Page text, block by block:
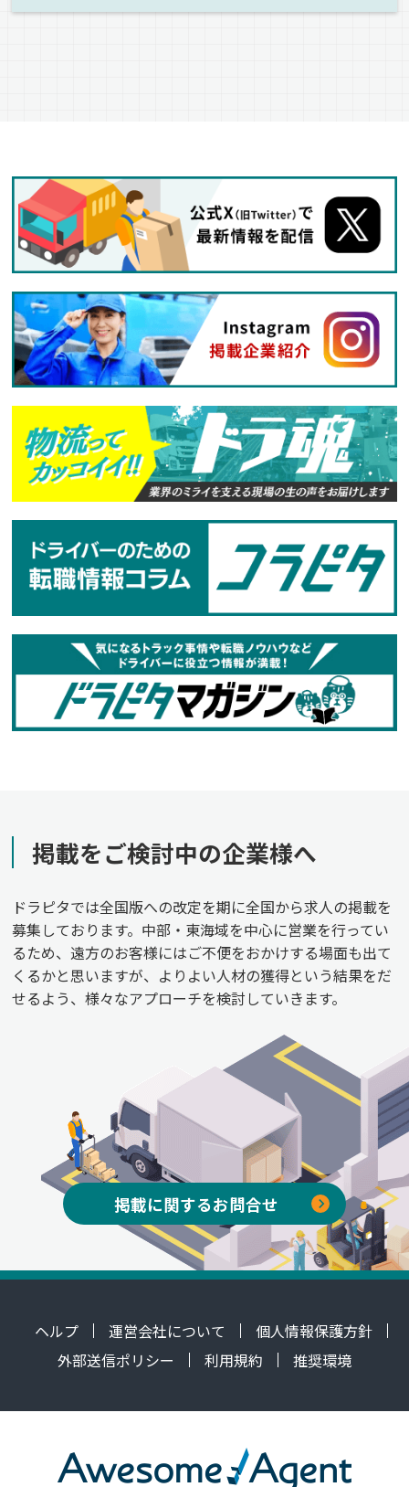
掲載をご検討中の企業様へ
ドラピタでは全国版への改定を期に全国から求人の掲載を
募集しております。中部・東海域を中心に営業を行ってい
るため、遠方のお客様にはご不便をおかけする場面も出て
くるかと思いますが、よりよい人材の獲得という結果をだ
せるよう、様々なアプローチを検討していきます。
掲載に関するお問合せ
ヘルプ 運営会社について
個人情報保護方針
外部送信ポリシー
利用規約 推奨環境